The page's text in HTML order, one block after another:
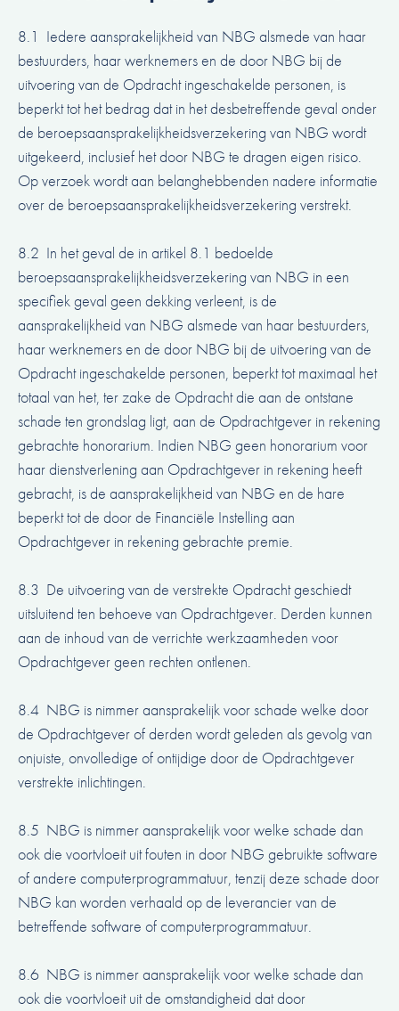
8.1 Iedere aansprakelijkheid van NBG alsmede van haar
bestuurders, haar werknemers en de door NBG bij de
uitvoering van de Opdracht ingeschakelde personen, is
beperkt tot het bedrag dat in het desbetreffende geval onder
de beroepsaansprakelijkheidsverzekering van NBG wordt
uitgekeerd, inclusief het door NBG te dragen eigen risico.
Op verzoek wordt aan belanghebbenden nadere informatie
over de beroepsaansprakelijkheidsverzekering verstrekt.
8.2 In het geval de in artikel 8.1 bedoelde
beroepsaansprakelijkheidsverzekering van NBG in een
specifiek geval geen dekking verleent, is de
aansprakelijkheid van NBG alsmede van haar bestuurders,
haar werknemers en de door NBG bij de uitvoering van de
Opdracht ingeschakelde personen, beperkt tot maximaal het
totaal van het, ter zake de Opdracht die aan de ontstane
schade ten grondslag ligt, aan de Opdrachtgever in rekening
gebrachte honorarium. Indien NBG geen honorarium voor
haar dienstverlening aan Opdrachtgever in rekening heeft
gebracht, is de aansprakelijkheid van NBG en de hare
beperkt tot de door de Financiële Instelling aan
Opdrachtgever in rekening gebrachte premie.
8.3 De uitvoering van de verstrekte Opdracht geschiedt
uitsluitend ten behoeve van Opdrachtgever. Derden kunnen
aan de inhoud van de verrichte werkzaamheden voor
Opdrachtgever geen rechten ontlenen.
8.4 NBG is nimmer aansprakelijk voor schade welke door
de Opdrachtgever of derden wordt geleden als gevolg van
onjuiste, onvolledige of ontijdige door de Opdrachtgever
verstrekte inlichtingen.
8.5 NBG is nimmer aansprakelijk voor welke schade dan
ook die voortvloeit uit fouten in door NBG gebruikte software
of andere computerprogrammatuur, tenzij deze schade door
NBG kan worden verhaald op de leverancier van de
betreffende software of computerprogrammatuur.
8.6 NBG is nimmer aansprakelijk voor welke schade dan
ook die voortvloeit uit de omstandigheid dat door